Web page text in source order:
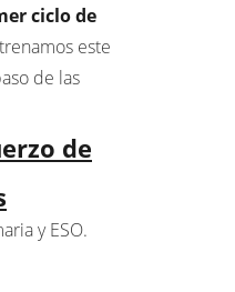
ciclo de
este
de las
de
y ESO.